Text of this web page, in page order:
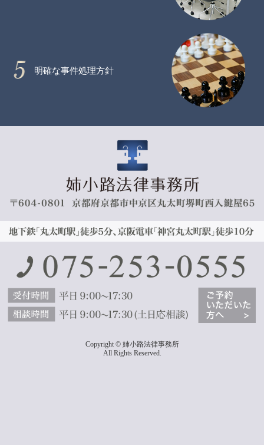
明確な事件処理方針
Copyright © 姉小路法律事務所
All Rights Reserved.